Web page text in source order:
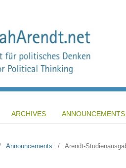
ARCHIVES ANNOUNCEMENTS
Announcements / Arendt-